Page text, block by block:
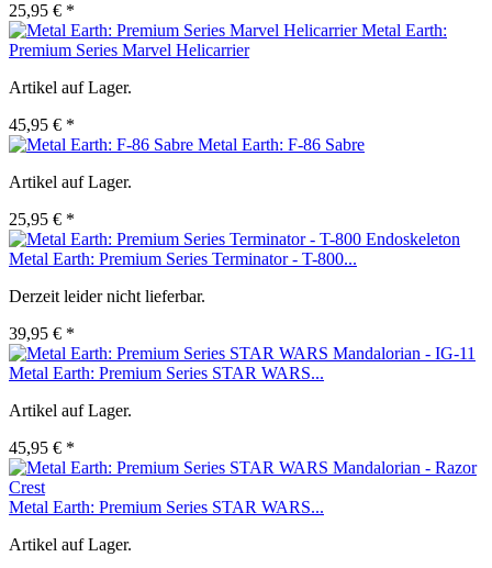
25,95 € *
Metal Earth:
Premium Series Marvel Helicarrier
Artikel auf Lager.
45,95 € *
Metal Earth: F-86 Sabre
Artikel auf Lager.
25,95 € *
Metal Earth: Premium Series Terminator - T-800...
Derzeit leider nicht lieferbar.
39,95 € *
Metal Earth: Premium Series STAR WARS...
Artikel auf Lager.
45,95 € *
Metal Earth: Premium Series STAR WARS...
Artikel auf Lager.